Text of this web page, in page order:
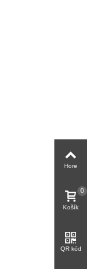
Hore
Košík
0
QR kód